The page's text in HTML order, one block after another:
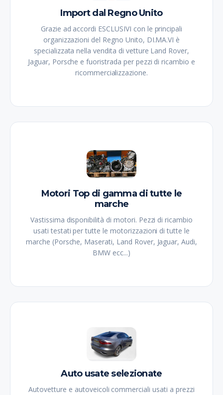
Import dal Regno Unito
Grazie ad accordi ESCLUSIVI con le principali
organizzazioni del Regno Unito, DI.MA.VI è
specializzata nella vendita di vetture Land Rover,
Jaguar, Porsche e fuoristrada per pezzi di ricambio e
ricommercializzazione.
Motori Top di gamma di tutte le
marche
Vastissima disponibilità di motori. Pezzi di ricambio
usati testati per tutte le motorizzazioni di tutte le
marche (Porsche, Maserati, Land Rover, Jaguar, Audi,
BMW ecc...)
Auto usate selezionate
Autovetture e autoveicoli commerciali usati a prezzi